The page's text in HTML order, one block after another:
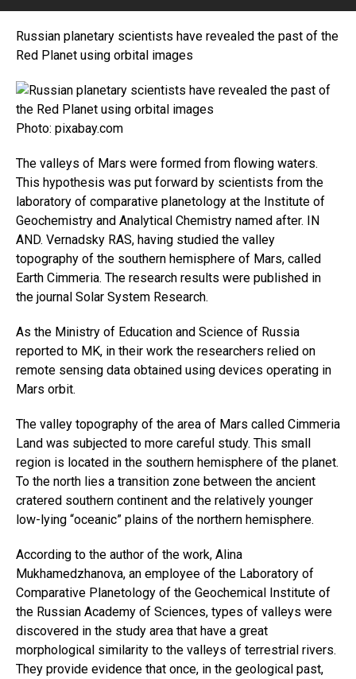
Russian planetary scientists have revealed the past of the
Red Planet using orbital images
Photo: pixabay.com
The valleys of Mars were formed from flowing waters.
This hypothesis was put forward by scientists from the
laboratory of comparative planetology at the Institute of
Geochemistry and Analytical Chemistry named after. IN
AND. Vernadsky RAS, having studied the valley
topography of the southern hemisphere of Mars, called
Earth Cimmeria. The research results were published in
the journal Solar System Research.
As the Ministry of Education and Science of Russia
reported to MK, in their work the researchers relied on
remote sensing data obtained using devices operating in
Mars orbit.
The valley topography of the area of ​​Mars called Cimmeria
Land was subjected to more careful study. This small
region is located in the southern hemisphere of the planet.
To the north lies a transition zone between the ancient
cratered southern continent and the relatively younger
low-lying “oceanic” plains of the northern hemisphere.
According to the author of the work, Alina
Mukhamedzhanova, an employee of the Laboratory of
Comparative Planetology of the Geochemical Institute of
the Russian Academy of Sciences, types of valleys were
discovered in the study area that have a great
morphological similarity to the valleys of terrestrial rivers.
They provide evidence that once, in the geological past,